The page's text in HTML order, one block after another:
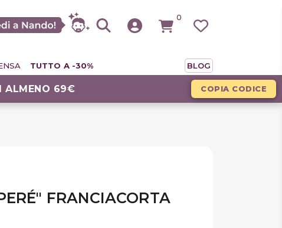
0
TUTTO A -30% BLOG
ALMENO 69€ COPIA CODICE
FRANCIACORTA